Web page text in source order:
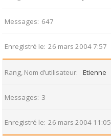
Messages 647
Enregistré le 26 mars 2004 7:57
Rang, Nom d’utilisateur Etienne
Messages 3
Enregistré le 26 mars 2004 11:05